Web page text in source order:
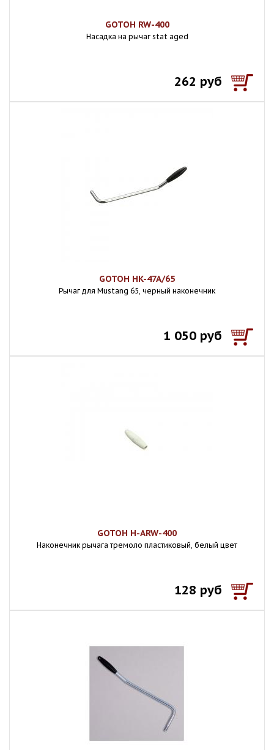
GOTOH RW-400
Насадка на рычаг stat aged
262 руб
GOTOH HK-47A/65
Рычаг для Mustang 65, черный наконечник
1 050 руб
GOTOH H-ARW-400
Наконечник рычага тремоло пластиковый, белый цвет
128 руб